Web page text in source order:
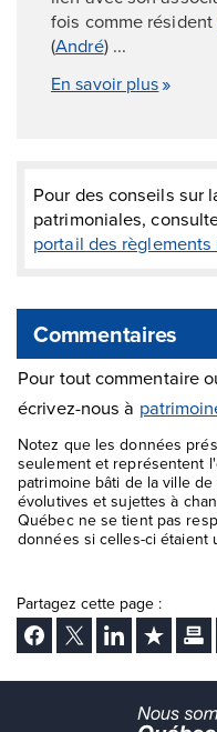
fois comme résident
(André) ...
En savoir plus
Pour des conseils sur
patrimoniales,
portail des
Commentaires
Pour tout commentaire
écrivez-nous à
Notez que les données
seulement et représentent
patrimoine bâti de la ville
évolutives et sujettes à
Québec ne se tient pas
données si celles-ci étaient
Partagez cette page :
Facebook
Twitter LinkedInAjouter aux